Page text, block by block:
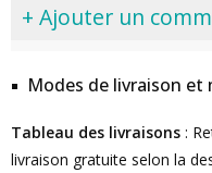
+ Ajouter un
Modes de livraison
Tableau des livraisons :
livraison gratuite selon la